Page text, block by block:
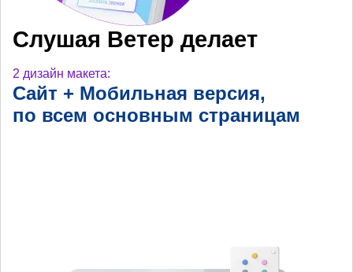
Слушая Ветер делает
2 дизайн макета:
Сайт + Мобильная версия,
по всем основным страницам